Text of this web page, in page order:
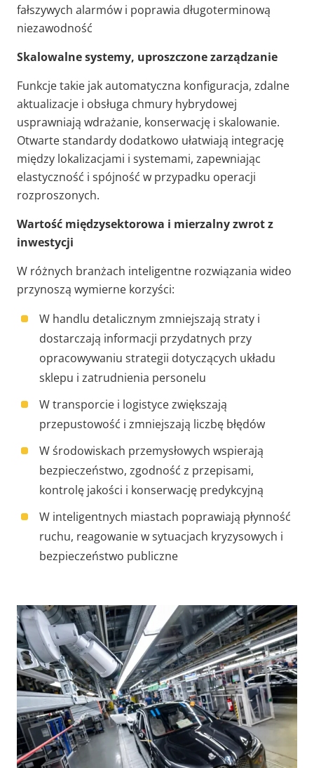
fałszywych alarmów i poprawia długoterminową
niezawodność
Skalowalne systemy, uproszczone zarządzanie
Funkcje takie jak automatyczna konfiguracja, zdalne
aktualizacje i obsługa chmury hybrydowej
usprawniają wdrażanie, konserwację i skalowanie.
Otwarte standardy dodatkowo ułatwiają integrację
między lokalizacjami i systemami, zapewniając
elastyczność i spójność w przypadku operacji
rozproszonych.
Wartość międzysektorowa i mierzalny zwrot z
inwestycji
W różnych branżach inteligentne rozwiązania wideo
przynoszą wymierne korzyści:
W handlu detalicznym zmniejszają straty i
dostarczają informacji przydatnych przy
opracowywaniu strategii dotyczących układu
sklepu i zatrudnienia personelu
W transporcie i logistyce zwiększają
przepustowość i zmniejszają liczbę błędów
W środowiskach przemysłowych wspierają
bezpieczeństwo, zgodność z przepisami,
kontrolę jakości i konserwację predykcyjną
W inteligentnych miastach poprawiają płynność
ruchu, reagowanie w sytuacjach kryzysowych i
bezpieczeństwo publiczne